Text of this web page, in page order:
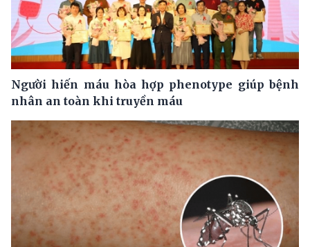
Người hiến máu hòa hợp phenotype giúp bệnh
nhân an toàn khi truyền máu